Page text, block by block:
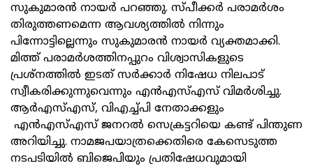
സുകുമാരന്‍ നായര്‍ പറഞ്ഞു. സ്പീക്കര്‍ പരാമര്‍ശം
തിരുത്തണമെന്ന ആവശ്യത്തില്‍ നിന്നും
പിന്നോട്ടില്ലെന്നും സുകുമാരന്‍ നായര്‍ വ്യക്തമാക്കി.
മിത്ത് പരാമര്‍ശത്തിനപ്പുറം വിശ്വാസികളുടെ
പ്രശ്നത്തില്‍ ഇടത് സര്‍ക്കാര്‍ നിഷേധ നിലപാട്
സ്വീകരിക്കുന്നുവെന്നും എന്‍എസ്എസ് വിമര്‍ശിച്ചു.
ആര്‍എസ്എസ്, വിഎച്ച്പി നേതാക്കളും
എന്‍എസ്എസ് ജനറല്‍ സെക്രട്ടറിയെ കണ്ട് പിന്തുണ
അറിയിച്ചു. നാമജപയാത്രക്കെതിരെ കേസെടുത്ത
നടപടിയില്‍ ബിജെപിയും പ്രതിഷേധവുമായി